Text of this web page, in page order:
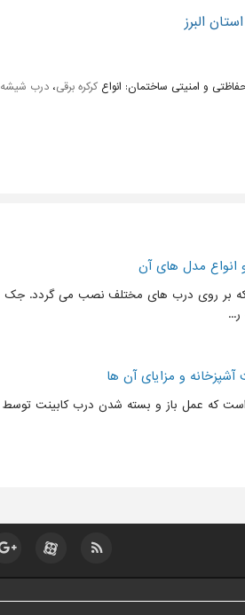
البرز
و امنیتی ساختمان: انواع کرکره برقی، درب
انواع مدل های آن
بر روی درب های مختلف نصب می گردد. جک
و مزایای آن ها
است که عمل باز و بسته شدن درب کابینت